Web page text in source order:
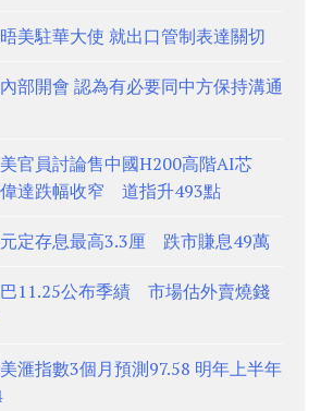
美駐華大使 就出口管制表達關切
部開會 認為有必要同中方保持溝通
官員討論售中國H200高階AI芯
達跌幅收窄 道指升493點
定存息最高3.3厘 跌市賺息49萬
11.25公布季績 市場估外賣燒錢
滙指數3個月預測97.58 明年上半年